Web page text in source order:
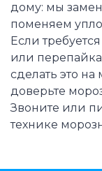
дому: мы
поменяем
Если
или
сделать это на
доверьте
Звоните или
технике